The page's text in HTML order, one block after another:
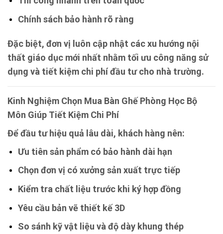
Chính sách bảo hành rõ ràng
Đặc biệt, đơn vị luôn cập nhật các xu hướng nội
thất giáo dục mới nhất nhằm tối ưu công năng sử
dụng và tiết kiệm chi phí đầu tư cho nhà trường.
Kinh Nghiệm Chọn Mua Bàn Ghế Phòng Học Bộ
Môn Giúp Tiết Kiệm Chi Phí
Để đầu tư hiệu quả lâu dài, khách hàng nên:
Ưu tiên sản phẩm có bảo hành dài hạn
Chọn đơn vị có xưởng sản xuất trực tiếp
Kiểm tra chất liệu trước khi ký hợp đồng
Yêu cầu bản vẽ thiết kế 3D
So sánh kỹ vật liệu và độ dày khung thép